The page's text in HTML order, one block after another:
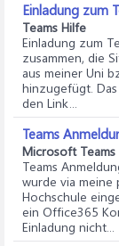
Einladung zum
Teams Hilfe
Einladung zum
zusammen, die
aus meiner Uni
hinzugefügt.
den Link...
Teams
Microsoft Teams
Teams
wurde via meine
Hochschule
ein Office365
Einladung nicht...